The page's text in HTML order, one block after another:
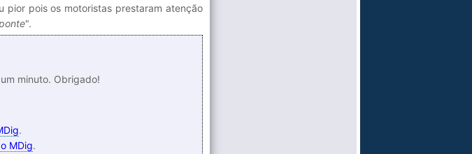
pior pois os motoristas prestaram atenção
".
minuto. Obrigado!
.
MDig.